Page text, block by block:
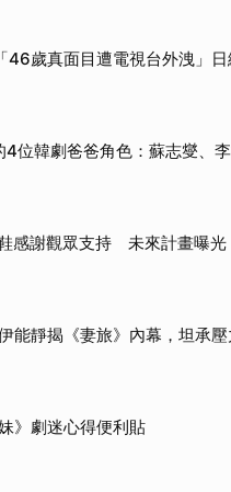
46歲真面目遭電視台外洩」
位韓劇爸爸角色：蘇志燮、
感謝觀眾支持 未來計畫曝光
能靜揭《妻旅》內幕，坦承
》劇迷心得便利貼